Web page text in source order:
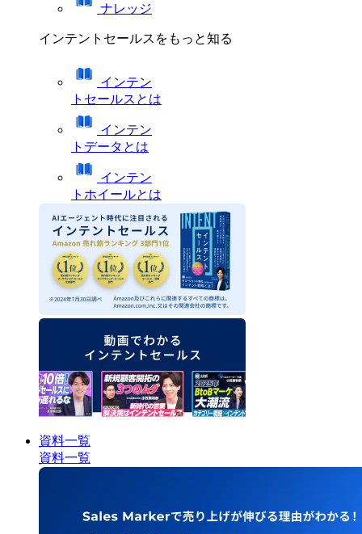
ナレッジ
インテントセールスをもっと知る
インテン
トセールスとは
インテン
トデータとは
インテン
トホイールとは
資料一覧
資料一覧